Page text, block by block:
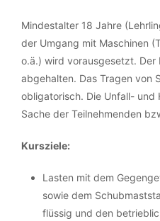
Mindestalter 18 Jahre
der Umgang mit Maschinen
o.ä.) wird vorausgesetzt. Der
abgehalten. Das Tragen von
obligatorisch. Die Unfall-
Sache der Teilnehmenden
Kursziele:
Lasten mit dem
sowie dem
flüssig und den